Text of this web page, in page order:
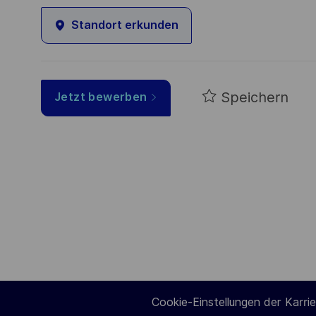
Standort erkunden
Jetzt bewerben Speichern
Cookie-Einstellungen der